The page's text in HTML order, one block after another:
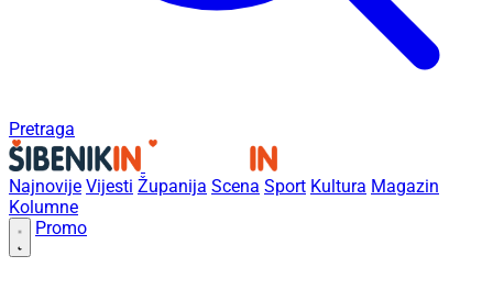
Pretraga
Najnovije Vijesti Županija Scena Sport Kultura Magazin
Kolumne
Promo